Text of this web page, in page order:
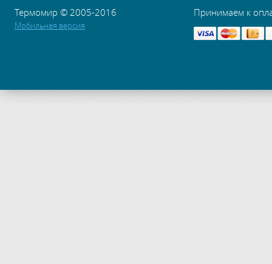
Термомир © 2005-2016
Мобильная версия
Принимаем к